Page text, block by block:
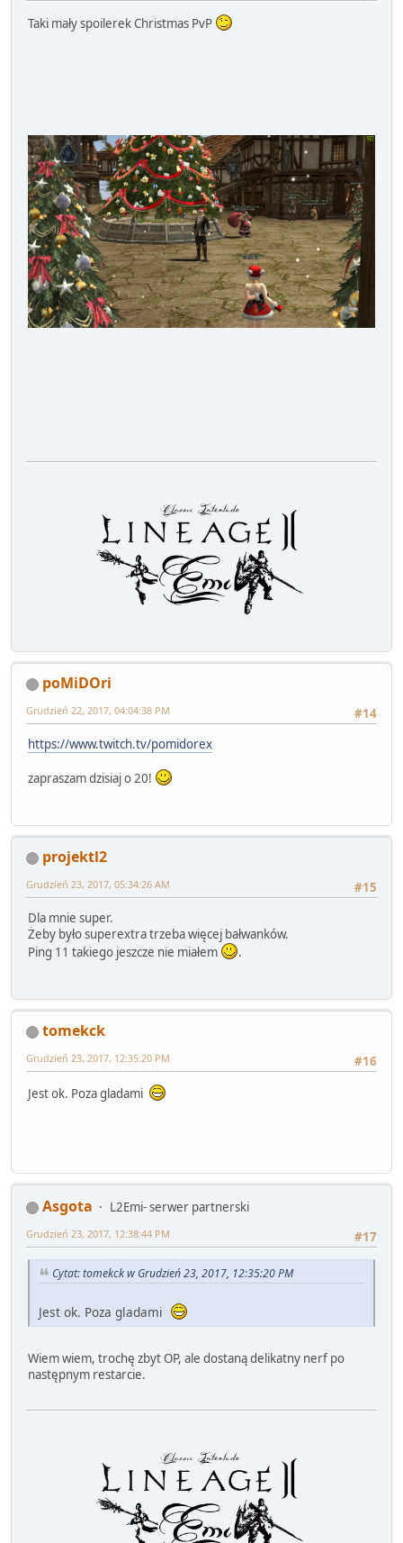
Taki mały spoilerek Christmas PvP
poMiDOri
#14
Grudzień 22, 2017, 04:04:38 PM
https://www.twitch.tv/pomidorex
zapraszam dzisiaj o 20!
projektl2
#15
Grudzień 23, 2017, 05:34:26 AM
Dla mnie super.
Żeby było superextra trzeba więcej bałwanków.
Ping 11 takiego jeszcze nie miałem
.
tomekck
#16
Grudzień 23, 2017, 12:35:20 PM
Jest ok. Poza gladami
Asgota
L2Emi- serwer partnerski
#17
Grudzień 23, 2017, 12:38:44 PM
Cytat: tomekck w Grudzień 23, 2017, 12:35:20 PM
Jest ok. Poza gladami
Wiem wiem, trochę zbyt OP, ale dostaną delikatny nerf po
następnym restarcie.